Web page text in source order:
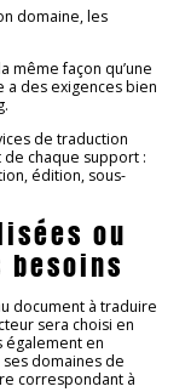
domaine, les
même façon qu’une
a des exigences bien
de traduction
chaque support :
édition, sous-
ou
document à traduire
sera choisi en
également en
domaines de
correspondant à